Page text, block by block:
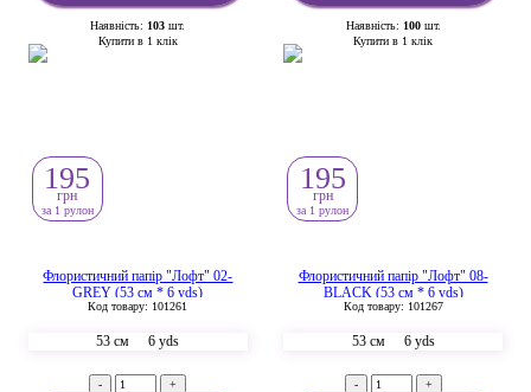
Наявність: 103 шт.
Купити в 1 клік
Наявність: 100шт.
Купити в 1 клік
Флористичний папір "Лофт" 02-
GREY (53 см * 6 yds)
Код товару: 101261
53 см 6 yds
195
грн
за 1 рулон
- +
Флористичний папір "Лофт" 08-
BLACK (53 см * 6 yds)
Код товару: 101267
53 см 6 yds
195
грн
за 1 рулон
- +